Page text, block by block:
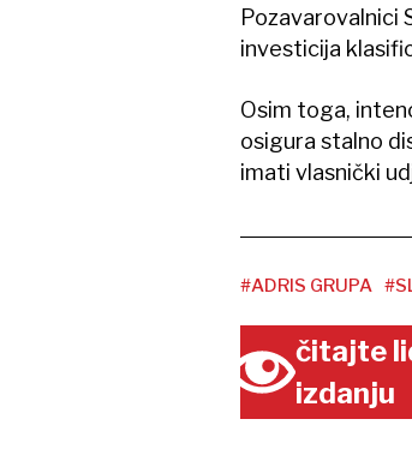
Pozavarovalnici
investicija
Osim toga,
osigura stalno
imati vlasnički
#ADRIS GRUPA
čitajte
izdanju